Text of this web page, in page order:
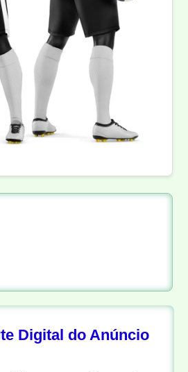
Digital do Anúncio